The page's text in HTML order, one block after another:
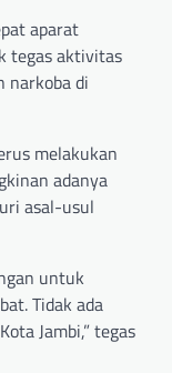
aparat
tegas aktivitas
narkoba di
melakukan
adanya
asal-usul
untuk
Tidak ada
Jambi,” tegas